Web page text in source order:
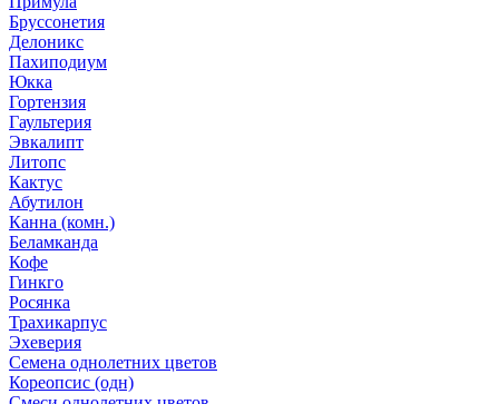
Бруссонетия
Делоникс
Пахиподиум
Юкка
Гортензия
Гаультерия
Эвкалипт
Литопс
Кактус
Абутилон
Канна (комн.)
Беламканда
Кофе
Гинкго
Росянка
Трахикарпус
Эхеверия
Семена однолетних цветов
Кореопсис (одн)